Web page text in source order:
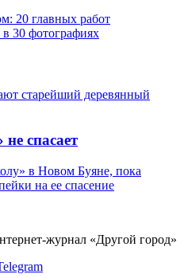
20 главных работ
30 фотографиях
старейший деревянный
спасает
в Новом Буяне, пока
на ее спасение
журнал «Другой город»